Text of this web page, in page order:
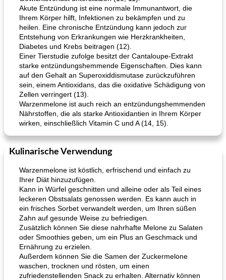
Akute Entzündung ist eine normale Immunantwort, die
Ihrem Körper hilft, Infektionen zu bekämpfen und zu
heilen. Eine chronische Entzündung kann jedoch zur
Entstehung von Erkrankungen wie Herzkrankheiten,
Diabetes und Krebs beitragen (12).
Einer Tierstudie zufolge besitzt der Cantaloupe-Extrakt
starke entzündungshemmende Eigenschaften. Dies kann
auf den Gehalt an Superoxiddismutase zurückzuführen
sein, einem Antioxidans, das die oxidative Schädigung von
Zellen verringert (13).
Warzenmelone ist auch reich an entzündungshemmenden
Nährstoffen, die als starke Antioxidantien in Ihrem Körper
wirken, einschließlich Vitamin C und A (14, 15).
Kulinarische Verwendung
Warzenmelone ist köstlich, erfrischend und einfach zu
Ihrer Diät hinzuzufügen.
Kann in Würfel geschnitten und alleine oder als Teil eines
leckeren Obstsalats genossen werden. Es kann auch in
ein frisches Sorbet verwandelt werden, um Ihren süßen
Zahn auf gesunde Weise zu befriedigen.
Zusätzlich können Sie diese nahrhafte Melone zu Salaten
oder Smoothies geben, um ein Plus an Geschmack und
Ernährung zu erzielen.
Außerdem können Sie die Samen der Zuckermelone
waschen, trocknen und rösten, um einen
zufriedenstellenden Snack zu erhalten. Alternativ können